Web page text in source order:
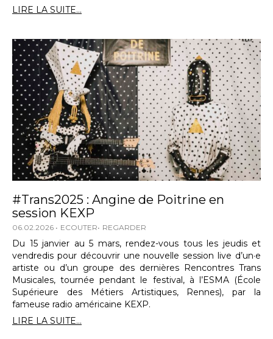
LIRE LA SUITE...
#Trans2025 : Angine de Poitrine en
session KEXP
06.02.2026 ECOUTER REGARDER
Du 15 janvier au 5 mars, rendez-vous tous les jeudis et
vendredis pour découvrir une nouvelle session live d’un·e
artiste ou d’un groupe des dernières Rencontres Trans
Musicales, tournée pendant le festival, à l’ESMA (École
Supérieure des Métiers Artistiques, Rennes), par la
fameuse radio américaine KEXP.
LIRE LA SUITE...